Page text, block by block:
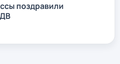
поздравили